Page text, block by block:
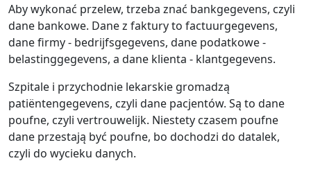
Aby wykonać przelew, trzeba znać bankgegevens, czyli
dane bankowe. Dane z faktury to factuurgegevens,
dane firmy - bedrijfsgegevens, dane podatkowe -
belastinggegevens, a dane klienta - klantgegevens.
Szpitale i przychodnie lekarskie gromadzą
patiëntengegevens, czyli dane pacjentów. Są to dane
poufne, czyli vertrouwelijk. Niestety czasem poufne
dane przestają być poufne, bo dochodzi do datalek,
czyli do wycieku danych.